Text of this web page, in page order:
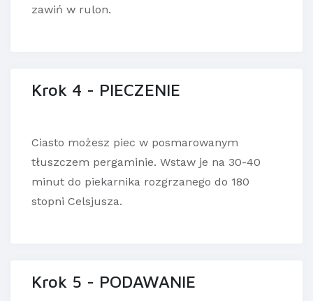
zawiń w rulon.
Krok 4 - PIECZENIE
Ciasto możesz piec w posmarowanym
tłuszczem pergaminie. Wstaw je na 30-40
minut do piekarnika rozgrzanego do 180
stopni Celsjusza.
Krok 5 - PODAWANIE